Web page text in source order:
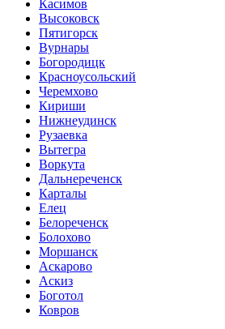
Касимов
Высоковск
Пятигорск
Вурнары
Богородицк
Красноусольский
Черемхово
Кириши
Нижнеудинск
Рузаевка
Вытегра
Воркута
Дальнереченск
Карталы
Елец
Белореченск
Болохово
Моршанск
Аскарово
Аскиз
Боготол
Ковров